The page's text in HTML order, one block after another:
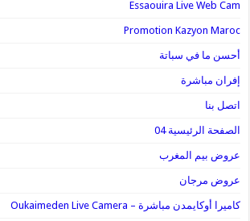
Essaouira Live Web Cam
Promotion Kazyon Maroc
أحسن ما في سباتة
إفران مباشرة
اتصل بنا
الصفحة الرئيسية 04
عروض بيم المغرب
عروض مرجان
كاميرا أوكايمدن مباشرة – Oukaimeden Live Camera